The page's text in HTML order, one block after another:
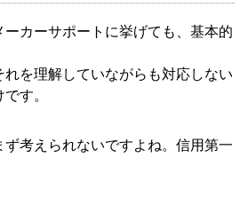
ーカーサポートに挙げても、基本的
を理解していながらも対応しない
す。
ず考えられないですよね。信用第一